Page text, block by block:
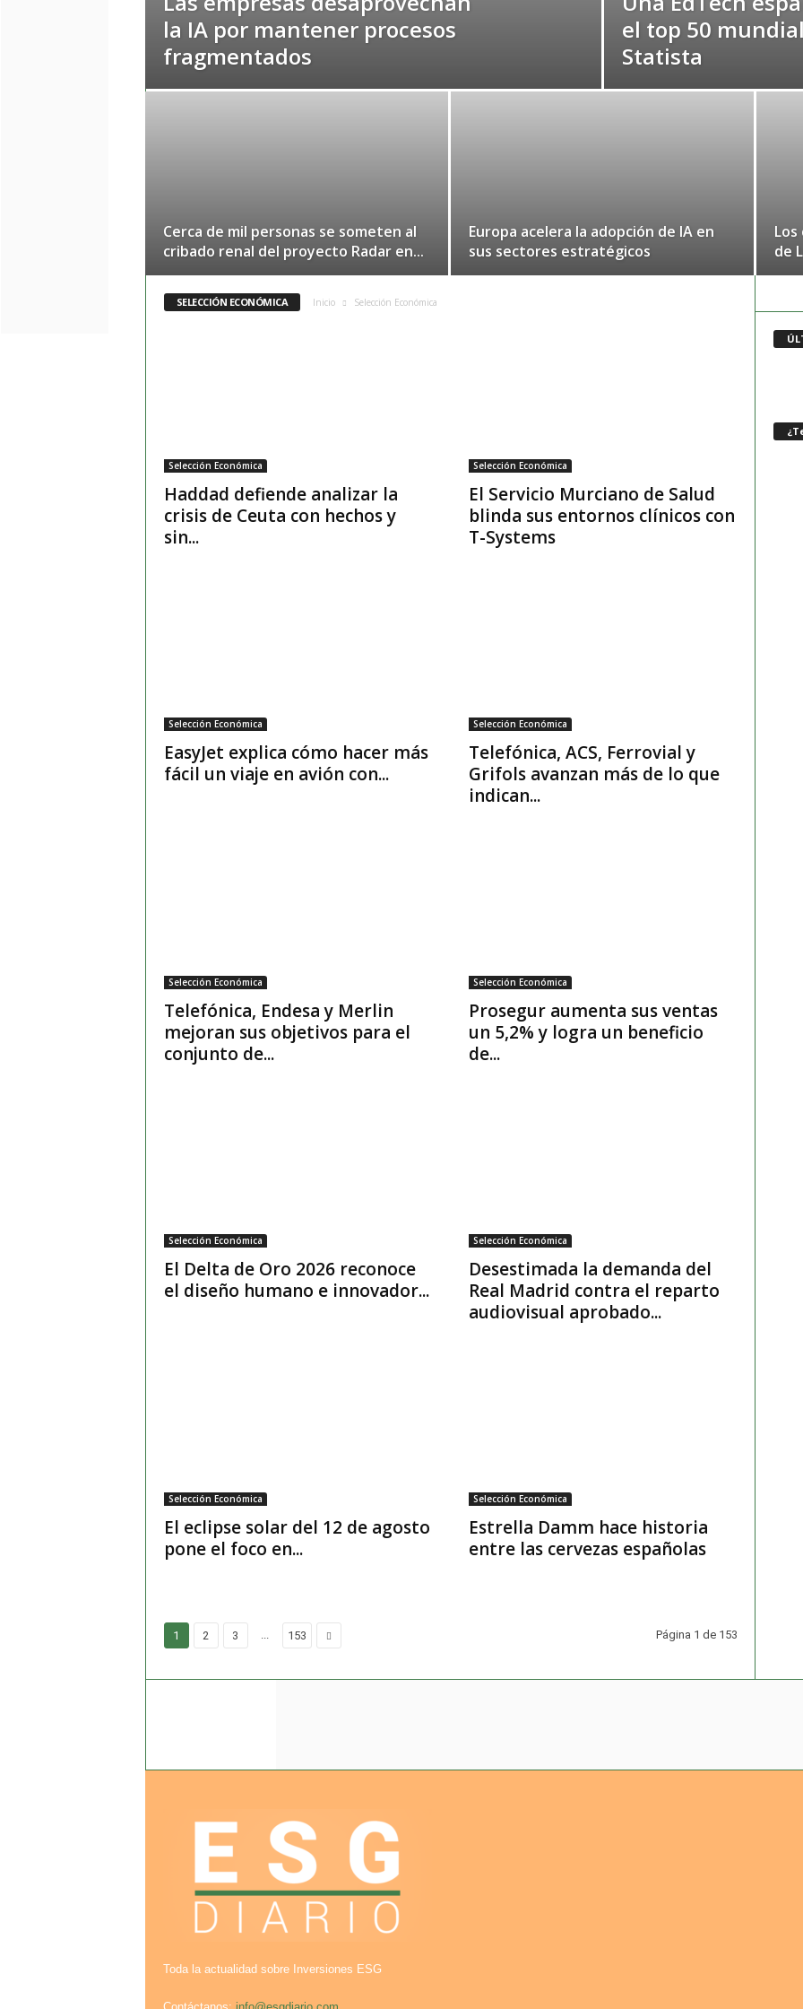
la IA por mantener procesos
fragmentados
el top 50
Statista
Cerca de mil personas se someten al
cribado renal del proyecto Radar en...
Europa acelera la adopción de IA en
sus sectores estratégicos
de
SELECCIÓN ECONÓMICA Inicio Selección Económica
Selección Económica
Haddad defiende analizar la
crisis de Ceuta con hechos y
sin...
Selección Económica
El Servicio Murciano de Salud
blinda sus entornos clínicos con
T-Systems
Selección Económica
EasyJet explica cómo hacer más
fácil un viaje en avión con...
Selección Económica
Telefónica, ACS, Ferrovial y
Grifols avanzan más de lo que
indican...
Selección Económica
Telefónica, Endesa y Merlin
mejoran sus objetivos para el
conjunto de...
Selección Económica
Prosegur aumenta sus ventas
un 5,2% y logra un beneficio
de...
Selección Económica
El Delta de Oro 2026 reconoce
el diseño humano e innovador...
Selección Económica
Desestimada la demanda del
Real Madrid contra el reparto
audiovisual aprobado...
Selección Económica
El eclipse solar del 12 de agosto
pone el foco en...
Selección Económica
Estrella Damm hace historia
entre las cervezas españolas
1 2 3 ... 153 Página 1 de 153
Toda la actualidad sobre Inversiones ESG